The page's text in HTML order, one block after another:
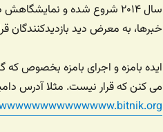
سال ۲۰۱۴ شروع شده و
خبرها، به معرض دید بازدیدکنندگان
ایده بامزه و اجرای بامزه بخصوص
می کنن که قرار نیست. مثلا آدرس